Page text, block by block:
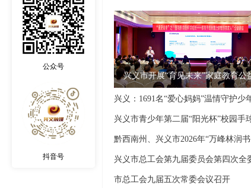
公众号
抖音号
市总工会九届五次常委会议召开